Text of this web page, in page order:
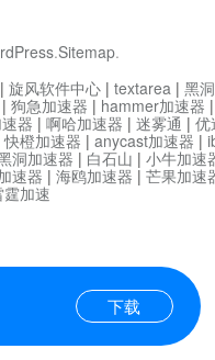
.Sitemap.
下载
| 旋风软件中心 | textarea | 黑
| 狗急加速器 | hammer加速器
器 | 啊哈加速器 | 迷雾通 | 优
快橙加速器 | anycast加速器 |
洞加速器 | 白石山 | 小牛加速
速器 | 海鸥加速器 | 芒果加速
霆加速